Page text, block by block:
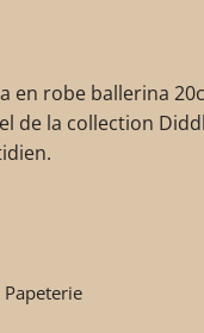
en robe ballerina
de la collection
Papeterie